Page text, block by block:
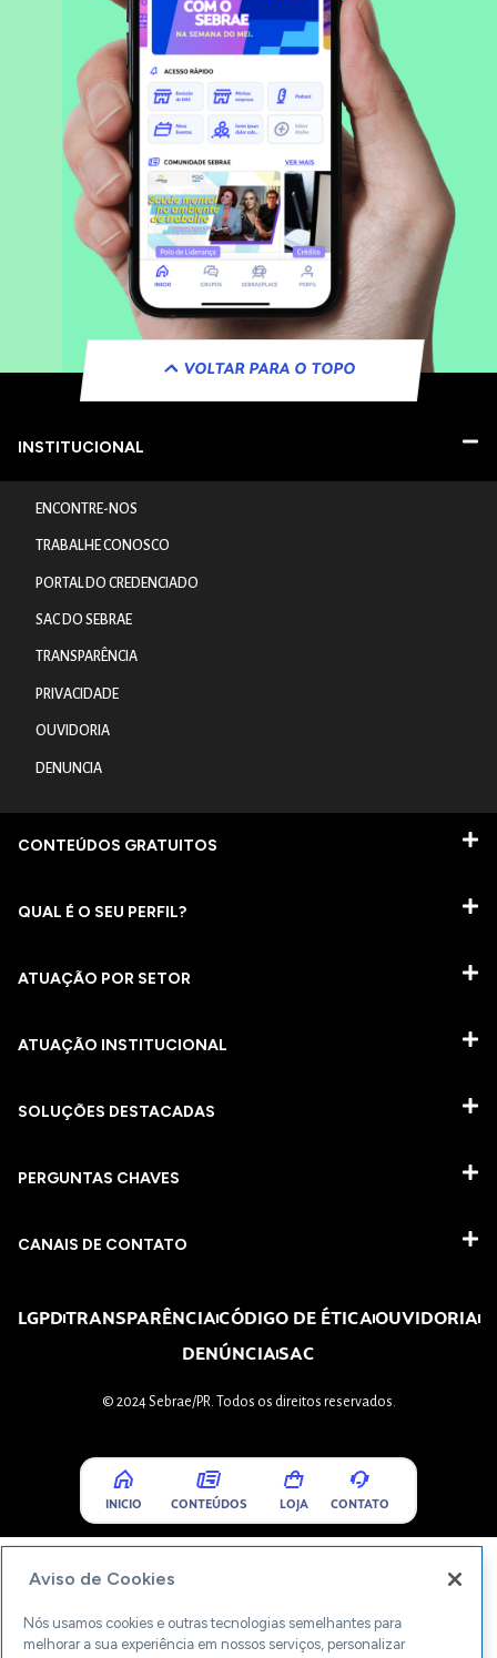
VOLTAR PARA O TOPO
INSTITUCIONAL
ENCONTRE-NOS
TRABALHE CONOSCO
PORTAL DO CREDENCIADO
SAC DO SEBRAE
TRANSPARÊNCIA
PRIVACIDADE
OUVIDORIA
DENUNCIA
CONTEÚDOS GRATUITOS
QUAL É O SEU PERFIL?
ATUAÇÃO POR SETOR
ATUAÇÃO INSTITUCIONAL
SOLUÇÕES DESTACADAS
PERGUNTAS CHAVES​
CANAIS DE CONTATO
LGPDTRANSPARÊNCIACÓDIGO DE ÉTICAOUVIDORIA
DENÚNCIASAC
© 2024 Sebrae/PR. Todos os direitos reservados.
INICIO CONTEÚDOS LOJA CONTATO
Aviso de Cookies
Nós usamos cookies e outras tecnologias semelhantes para
melhorar a sua experiência em nossos serviços, personalizar